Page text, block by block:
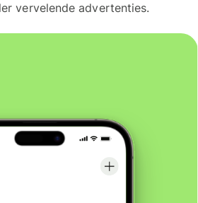
vervelende advertenties.